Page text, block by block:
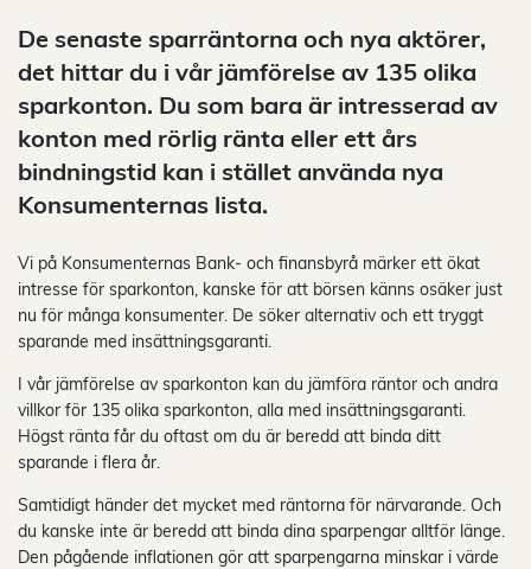
De senaste sparräntorna och nya aktörer,
det hittar du i vår jämförelse av 135 olika
sparkonton. Du som bara är intresserad av
konton med rörlig ränta eller ett års
bindningstid kan i stället använda nya
Konsumenternas lista.
Vi på Konsumenternas Bank- och finansbyrå märker ett ökat
intresse för sparkonton, kanske för att börsen känns osäker just
nu för många konsumenter. De söker alternativ och ett tryggt
sparande med insättningsgaranti.
I vår jämförelse av sparkonton kan du jämföra räntor och andra
villkor för 135 olika sparkonton, alla med insättningsgaranti.
Högst ränta får du oftast om du är beredd att binda ditt
sparande i flera år.
Samtidigt händer det mycket med räntorna för närvarande. Och
du kanske inte är beredd att binda dina sparpengar alltför länge.
Den pågående inflationen gör att sparpengarna minskar i värde